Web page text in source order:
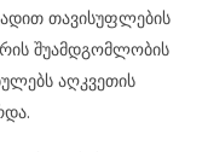
თავისუფლების
შუამდგომლობის
აღკვეთის